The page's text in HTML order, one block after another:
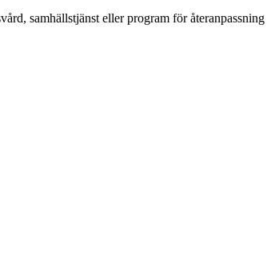
samhällstjänst eller program för återanpassning